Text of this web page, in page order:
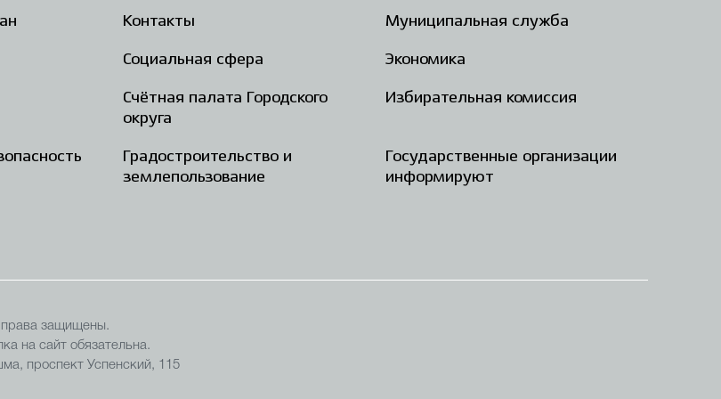
Контакты Муниципальная служба
Социальная сфера Экономика
Счётная палата Городского
округа
Избирательная комиссия
Градостроительство и
землепользование
Государственные организации
информируют
защищены.
на сайт обязательна.
проспект Успенский, 115